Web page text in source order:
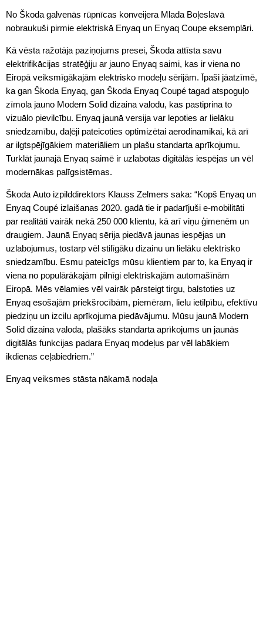
No Škoda galvenās rūpnīcas konveijera Mlada Boļeslavā
nobraukuši pirmie elektriskā Enyaq un Enyaq Coupe eksemplāri.
Kā vēsta ražotāja paziņojums presei, Škoda attīsta savu
elektrifikācijas stratēģiju ar jauno Enyaq saimi, kas ir viena no
Eiropā veiksmīgākajām elektrisko modeļu sērijām. Īpaši jāatzīmē,
ka gan Škoda Enyaq, gan Škoda Enyaq Coupé tagad atspoguļo
zīmola jauno Modern Solid dizaina valodu, kas pastiprina to
vizuālo pievilcību. Enyaq jaunā versija var lepoties ar lielāku
sniedzamību, daļēji pateicoties optimizētai aerodinamikai, kā arī
ar ilgtspējīgākiem materiāliem un plašu standarta aprīkojumu.
Turklāt jaunajā Enyaq saimē ir uzlabotas digitālās iespējas un vēl
modernākas palīgsistēmas.
Škoda Auto izpilddirektors Klauss Zelmers saka: “Kopš Enyaq un
Enyaq Coupé izlaišanas 2020. gadā tie ir padarījuši e-mobilitāti
par realitāti vairāk nekā 250 000 klientu, kā arī viņu ģimenēm un
draugiem. Jaunā Enyaq sērija piedāvā jaunas iespējas un
uzlabojumus, tostarp vēl stilīgāku dizainu un lielāku elektrisko
sniedzamību. Esmu pateicīgs mūsu klientiem par to, ka Enyaq ir
viena no populārākajām pilnīgi elektriskajām automašīnām
Eiropā. Mēs vēlamies vēl vairāk pārsteigt tirgu, balstoties uz
Enyaq esošajām priekšrocībām, piemēram, lielu ietilpību, efektīvu
piedziņu un izcilu aprīkojuma piedāvājumu. Mūsu jaunā Modern
Solid dizaina valoda, plašāks standarta aprīkojums un jaunās
digitālās funkcijas padara Enyaq modeļus par vēl labākiem
ikdienas ceļabiedriem.”
Enyaq veiksmes stāsta nākamā nodaļa